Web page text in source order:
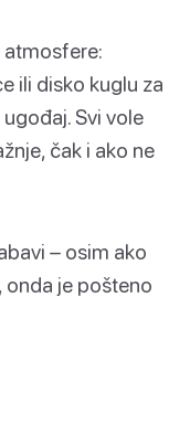
atmosfere:
ili disko kuglu za
Svi vole
čak i ako ne
– osim ako
onda je pošteno